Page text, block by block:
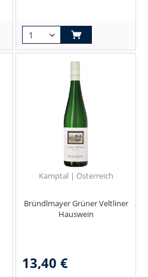
Kamptal | Österreich
Bründlmayer Grüner Veltliner
Hauswein
13,40 €